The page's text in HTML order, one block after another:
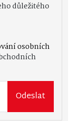
důležitého
osobních
Odeslat